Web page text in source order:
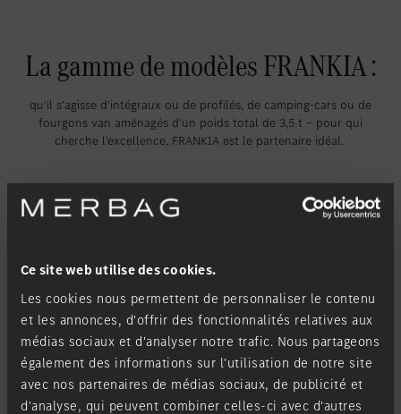
Ce site web utilise des cookies.
Les cookies nous permettent de personnaliser le contenu
et les annonces, d'offrir des fonctionnalités relatives aux
médias sociaux et d'analyser notre trafic. Nous partageons
également des informations sur l'utilisation de notre site
avec nos partenaires de médias sociaux, de publicité et
d'analyse, qui peuvent combiner celles-ci avec d'autres
La gamme de modèles FRANKIA :
qu’il s’agisse d’intégraux ou de profilés, de camping-cars ou de
fourgons van aménagés d’un poids total de 3,5 t – pour qui
cherche l’excellence, FRANKIA est le partenaire idéal.